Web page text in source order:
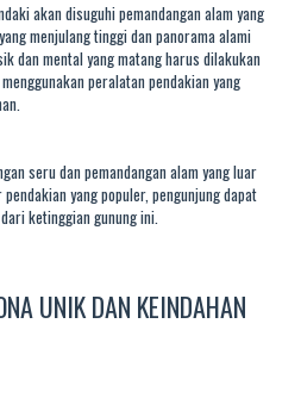
akan disuguhi pemandangan alam yang
menjulang tinggi dan panorama alami
dan mental yang matang harus dilakukan
peralatan pendakian yang
seru dan pemandangan alam yang luar
yang populer, pengunjung dapat
ketinggian gunung ini.
UNIK DAN KEINDAHAN